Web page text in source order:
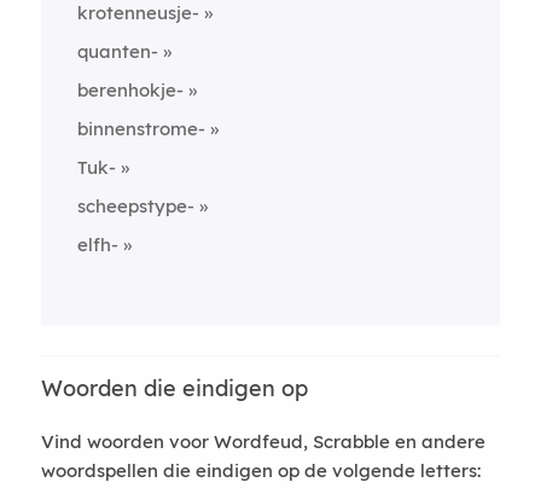
krotenneusje-
quanten-
berenhokje-
binnenstrome-
Tuk-
scheepstype-
elfh-
Woorden die eindigen op
Vind woorden voor Wordfeud, Scrabble en andere
woordspellen die eindigen op de volgende letters: